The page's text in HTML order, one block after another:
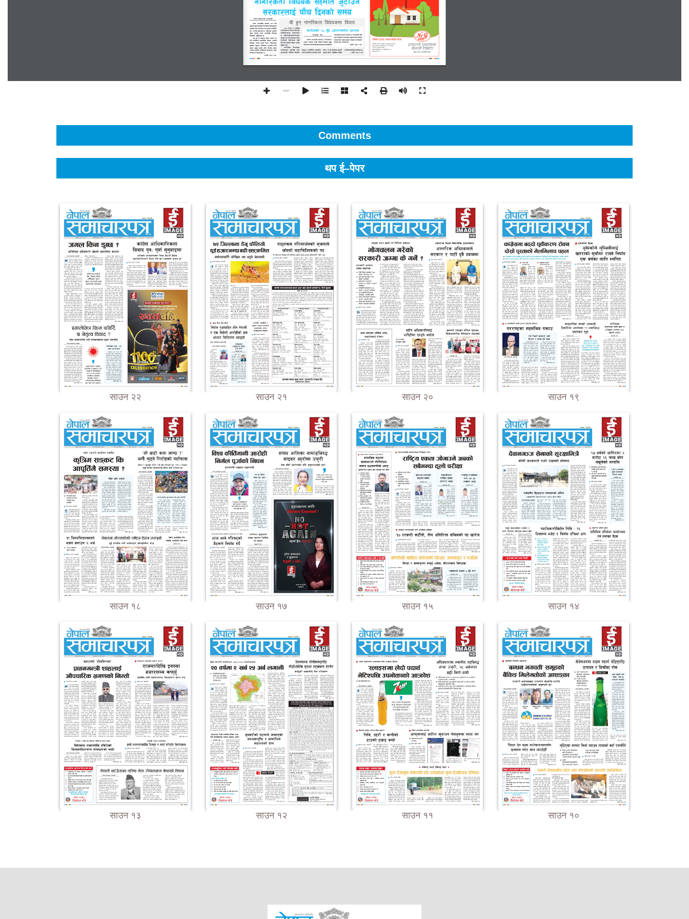
Comments
थप ई–पेपर
साउन २२ साउन २१ साउन २० साउन १९
साउन १८ साउन १७ साउन १५ साउन १४
साउन १३ साउन १२ साउन ११ साउन १०